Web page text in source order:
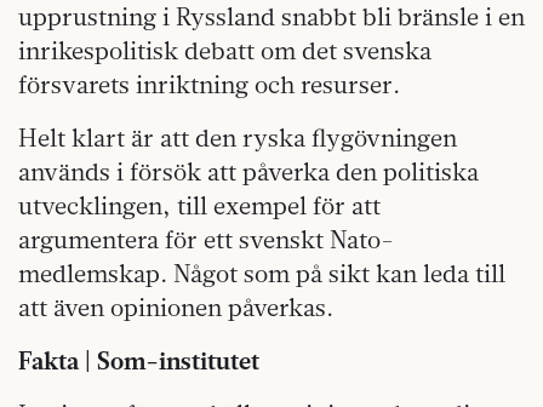
upprustning i Ryssland snabbt bli bränsle i en
inrikespolitisk debatt om det svenska
försvarets inriktning och resurser.
Helt klart är att den ryska flygövningen
används i försök att påverka den politiska
utvecklingen, till exempel för att
argumentera för ett svenskt Nato-
medlemskap. Något som på sikt kan leda till
att även opinionen påverkas.
Fakta | Som-institutet